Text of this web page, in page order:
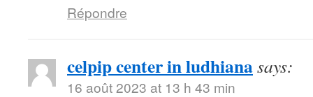
Répondre
celpip center in ludhianasays:
16 août 2023 at 13 h 43 min